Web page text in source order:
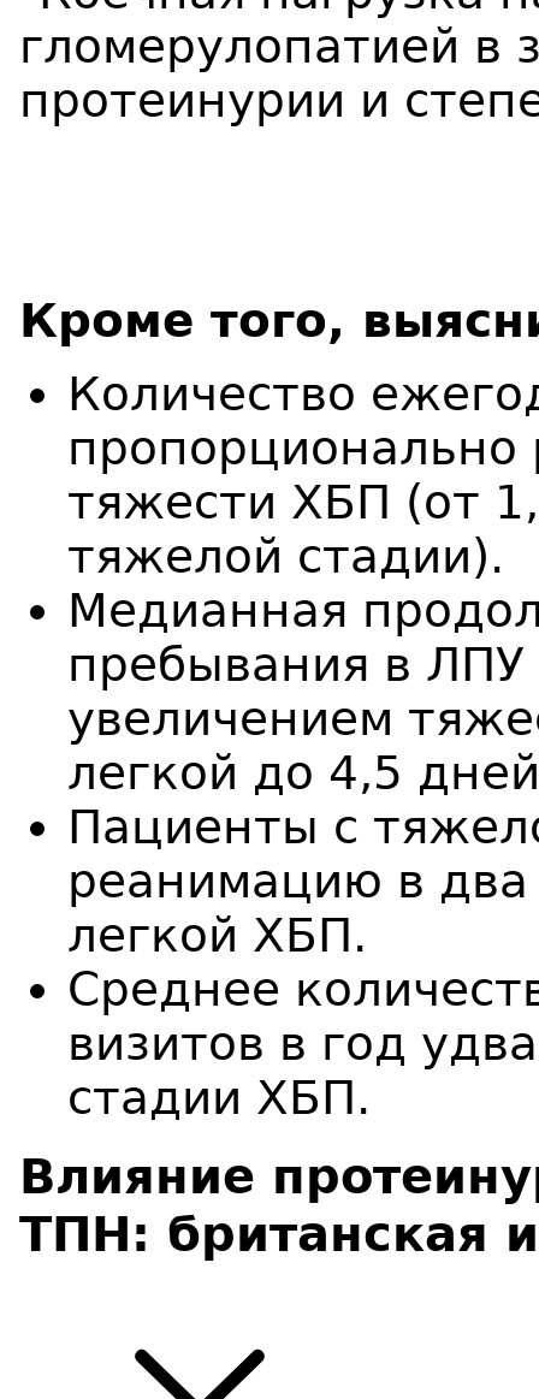
Кроме того,
Количество
пропорционально
тяжести ХБП (от
тяжелой стадии).
Медианная
пребывания в ЛПУ
увеличением
легкой до 4,5
Пациенты с
реанимацию в
легкой ХБП.
Среднее
визитов в год
стадии ХБП.
Влияние
ТПН: британская